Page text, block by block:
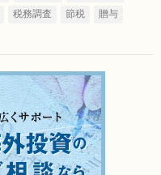
税務調査 節税
贈与